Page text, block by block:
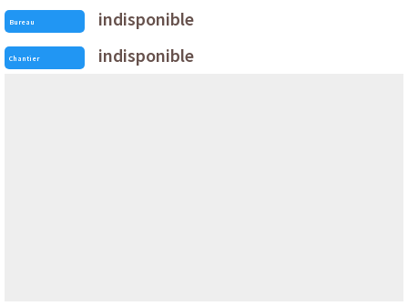
Bureau indisponible
Chantier indisponible